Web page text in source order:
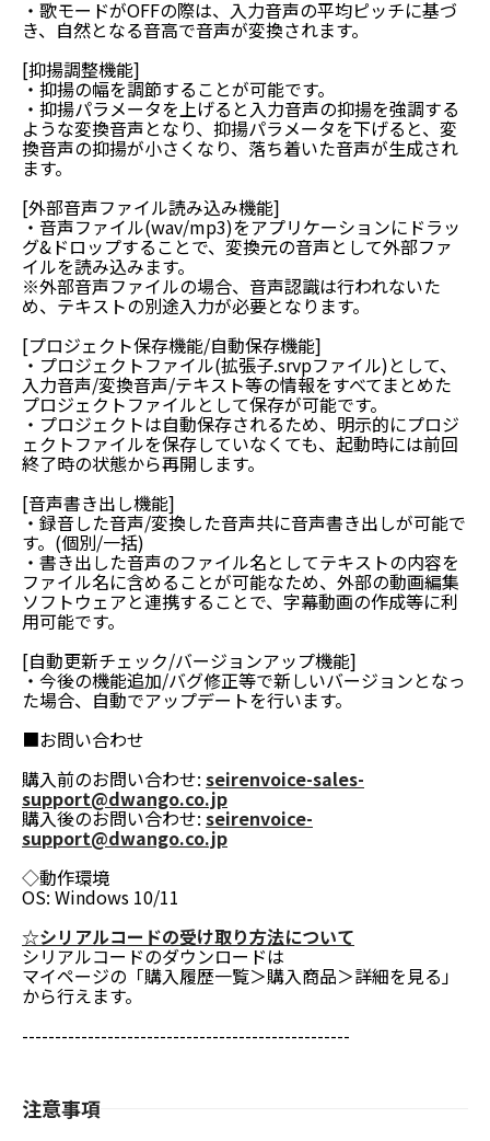
・歌モードがOFFの際は、入力音声の平均ピッチに基づ
き、自然となる音高で音声が変換されます。
[抑揚調整機能]
・抑揚の幅を調節することが可能です。
・抑揚パラメータを上げると入力音声の抑揚を強調する
ような変換音声となり、抑揚パラメータを下げると、変
換音声の抑揚が小さくなり、落ち着いた音声が生成され
ます。
[外部音声ファイル読み込み機能]
・音声ファイル(wav/mp3)をアプリケーションにドラッ
グ&ドロップすることで、変換元の音声として外部ファ
イルを読み込みます。
※外部音声ファイルの場合、音声認識は行われないた
め、テキストの別途入力が必要となります。
[プロジェクト保存機能/自動保存機能]
・プロジェクトファイル(拡張子.srvpファイル)として、
入力音声/変換音声/テキスト等の情報をすべてまとめた
プロジェクトファイルとして保存が可能です。
・プロジェクトは自動保存されるため、明示的にプロジ
ェクトファイルを保存していなくても、起動時には前回
終了時の状態から再開します。
[音声書き出し機能]
・録音した音声/変換した音声共に音声書き出しが可能で
す。(個別/一括)
・書き出した音声のファイル名としてテキストの内容を
ファイル名に含めることが可能なため、外部の動画編集
ソフトウェアと連携することで、字幕動画の作成等に利
用可能です。
[自動更新チェック/バージョンアップ機能]
・今後の機能追加/バグ修正等で新しいバージョンとなっ
た場合、自動でアップデートを行います。
■お問い合わせ
購入前のお問い合わせ: seirenvoice-sales-
support@dwango.co.jp
購入後のお問い合わせ: seirenvoice-
support@dwango.co.jp
◇動作環境
OS: Windows 10/11
☆シリアルコードの受け取り方法について
シリアルコードのダウンロードは
マイページの「購入履歴一覧＞購入商品＞詳細を見る」
から行えます。
--------------------------------------------------
注意事項